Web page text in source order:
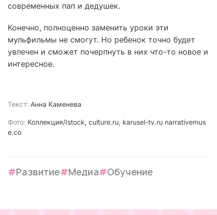
современных пап и дедушек.
Конечно, полноценно заменить уроки эти
мульфильмы не смогут. Но ребенок точно будет
увлечен и сможет почерпнуть в них что-то новое и
интересное.
Текст: Анна Каменева
Фото: Коллекция/Istock, culture.ru, karusel-tv.ru narrativemus
e.co
Развитие Медиа Обучение